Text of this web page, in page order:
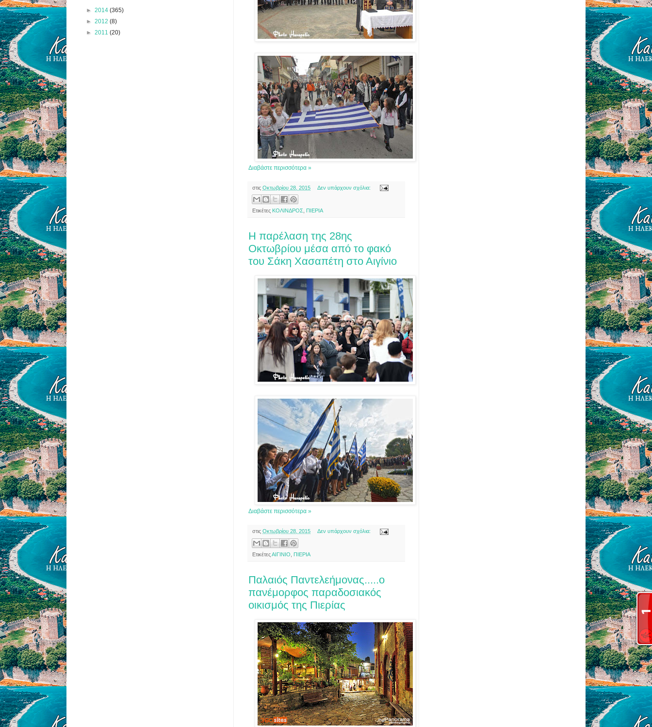
Διαβάστε περισσότερα »
στις Οκτωβρίου 28, 2015 Δεν υπάρχουν σχόλια:
Ετικέτες ΚΟΛΙΝΔΡΟΣ ΠΙΕΡΙΑ
Η παρέλαση της 28ης
Οκτωβρίου μέσα από το φακό
του Σάκη Χασαπέτη στο Αιγίνιο
Διαβάστε περισσότερα »
στις Οκτωβρίου 28, 2015 Δεν υπάρχουν σχόλια:
ΕτικέτεςΑΙΓΙΝΙΟ ΠΙΕΡΙΑ
Παλαιός Παντελεήμονας.....ο
πανέμορφος παραδοσιακός
οικισμός της Πιερίας
► 2014 (365)
► 2012 (8)
► 2011 (20)